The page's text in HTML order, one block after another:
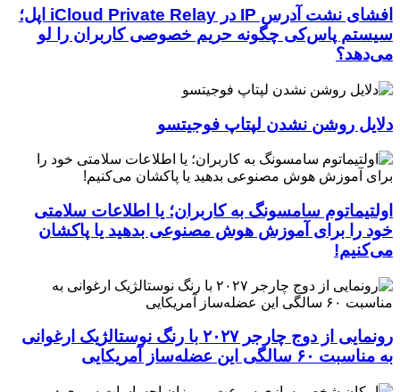
افشای نشت آدرس IP در iCloud Private Relay اپل؛
سیستم پاس‌کی چگونه حریم خصوصی کاربران را لو
می‌دهد؟
دلایل روشن نشدن لپتاپ فوجیتسو
اولتیماتوم سامسونگ به کاربران؛ یا اطلاعات سلامتی
خود را برای آموزش هوش مصنوعی بدهید یا پاکشان
می‌کنیم!
رونمایی از دوج چارجر ۲۰۲۷ با رنگ نوستالژیک ارغوانی
به مناسبت ۶۰ سالگی این عضله‌ساز آمریکایی